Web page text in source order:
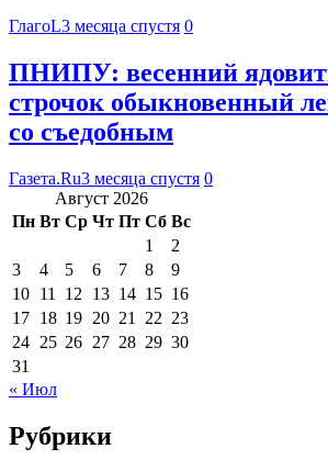
ГлагоL3 месяца спустя 0
ПНИПУ: весенний
строчок обыкновенный
со съедобным
Газета.Ru3 месяца спустя 0
Август 2026
Пн Вт Ср Чт Пт Сб Вс
1
2
3
4 5 6 7 8
9
10 11 12 13 14 15 16
17 18 19 20 21 22 23
24 25 26 27 28 29 30
31
« Июл
Рубрики